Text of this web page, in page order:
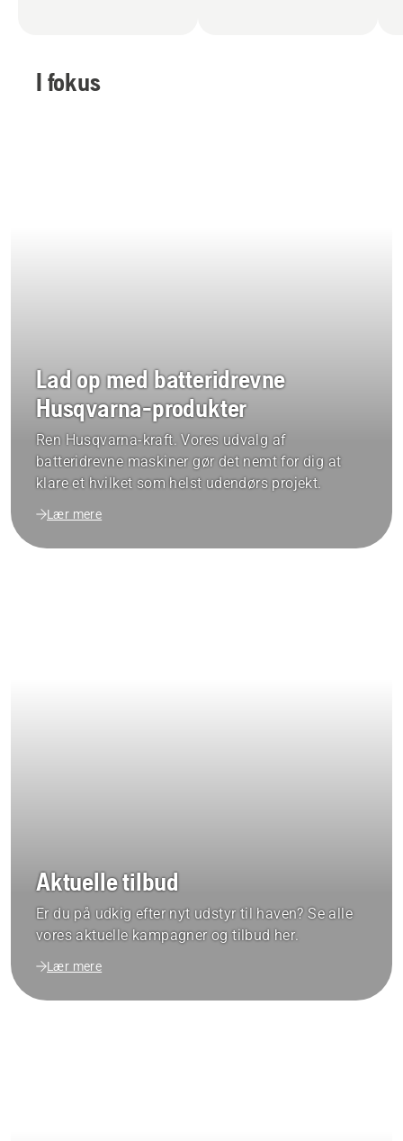
I fokus
Lad op med batteridrevne
Husqvarna-produkter
Ren Husqvarna-kraft. Vores udvalg af
batteridrevne maskiner gør det nemt for dig at
klare et hvilket som helst udendørs projekt.
Lær mere
Aktuelle tilbud
Er du på udkig efter nyt udstyr til haven? Se alle
vores aktuelle kampagner og tilbud her.
Lær mere